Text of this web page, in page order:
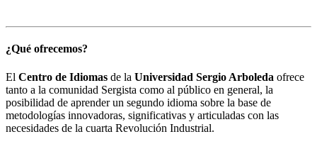
¿Qué ofrecemos?
El Centro de Idiomas de la Universidad Sergio Arboleda ofrece
tanto a la comunidad Sergista como al público en general, la
posibilidad de aprender un segundo idioma sobre la base de
metodologías innovadoras, significativas y articuladas con las
necesidades de la cuarta Revolución Industrial.